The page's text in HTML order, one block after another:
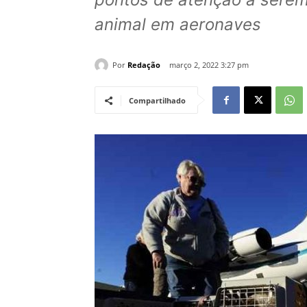
animal em aeronaves
Por Redação março 2, 2022 3:27 pm
Compartilhado